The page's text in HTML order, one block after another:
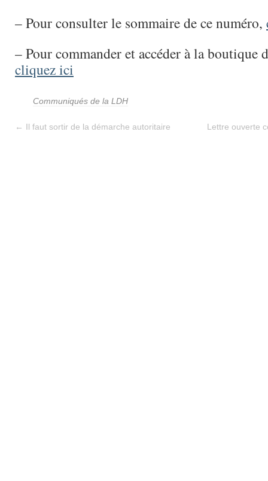
– Pour consulter le sommaire de ce numéro,
– Pour commander et accéder à la boutique
cliquez ici
Communiqués de la LDH
← Il faut sortir de la démarche autoritaire Lettre ouverte